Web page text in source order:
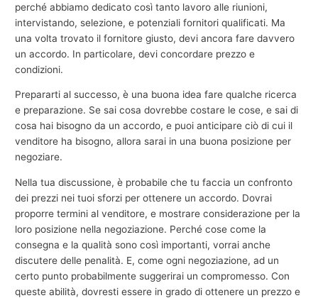
perché abbiamo dedicato così tanto lavoro alle riunioni,
intervistando, selezione, e potenziali fornitori qualificati. Ma
una volta trovato il fornitore giusto, devi ancora fare davvero
un accordo. In particolare, devi concordare prezzo e
condizioni.
Prepararti al successo, è una buona idea fare qualche ricerca
e preparazione. Se sai cosa dovrebbe costare le cose, e sai di
cosa hai bisogno da un accordo, e puoi anticipare ciò di cui il
venditore ha bisogno, allora sarai in una buona posizione per
negoziare.
Nella tua discussione, è probabile che tu faccia un confronto
dei prezzi nei tuoi sforzi per ottenere un accordo. Dovrai
proporre termini al venditore, e mostrare considerazione per la
loro posizione nella negoziazione. Perché cose come la
consegna e la qualità sono così importanti, vorrai anche
discutere delle penalità. E, come ogni negoziazione, ad un
certo punto probabilmente suggerirai un compromesso. Con
queste abilità, dovresti essere in grado di ottenere un prezzo e